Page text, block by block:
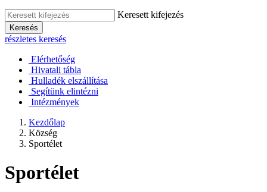
Keresett kifejezés
Keresés
részletes keresés
Elérhetőség
Hivatali tábla
Hulladék elszállítása
Segítünk elintézni
Intézmények
Kezdőlap
Község
Sportélet
Sportélet